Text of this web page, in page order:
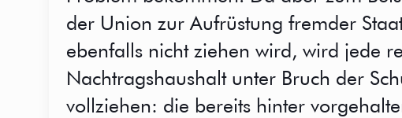
der Union zur Aufrüstung fremder
ebenfalls nicht ziehen wird, wird jede
Nachtragshaushalt unter Bruch der
vollziehen: die bereits hinter